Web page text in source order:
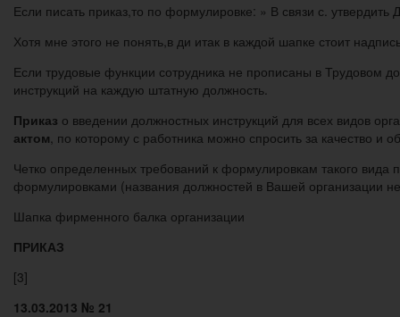
Если писать приказ,то по формулировке: » В связи с. утвердить
Хотя мне этого не понять,в ди итак в каждой шапке стоит
Если трудовые функции сотрудника не прописаны в Трудовом
инструкций на каждую штатную должность.
Приказ о введении должностных инструкций для всех видов
актом , по которому с работника можно спросить за качество
Четко определенных требований к формулировкам такого
формулировками (названия должностей в Вашей организации
Шапка фирменного балка организации
ПРИКАЗ
[3]
13.03.2013 № 21